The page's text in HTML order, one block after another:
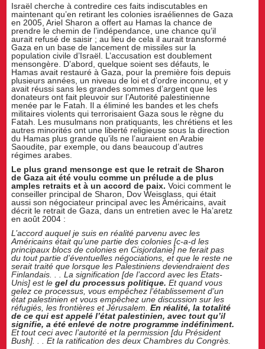
Israël cherche à contredire ces faits indiscutables en
maintenant qu’en retirant les colonies israéliennes de Gaza
en 2005, Ariel Sharon a offert au Hamas la chance de
prendre le chemin de l’indépendance, une chance qu’il
aurait refusé de saisir ; au lieu de cela il aurait transformé
Gaza en un base de lancement de missiles sur la
population civile d’Israël. L’accusation est doublement
mensongère. D’abord, quelque soient ses défauts, le
Hamas avait restauré à Gaza, pour la première fois depuis
plusieurs années, un niveau de loi et d’ordre inconnu, et y
avait réussi sans les grandes sommes d’argent que les
donateurs ont fait pleuvoir sur l’Autorité palestinienne
menée par le Fatah. Il a éliminé les bandes et les chefs
militaires violents qui terrorisaient Gaza sous le règne du
Fatah. Les musulmans non pratiquants, les chrétiens et les
autres minorités ont une liberté religieuse sous la direction
du Hamas plus grande qu’ils ne l’auraient en Arabie
Saoudite, par exemple, ou dans beaucoup d’autres
régimes arabes.
Le plus grand mensonge est que le retrait de Sharon
de Gaza ait été voulu comme un prélude a de plus
amples retraits et à un accord de paix. Voici comment le
conseiller principal de Sharon, Dov Weisglass, qui était
aussi son négociateur principal avec les Américains, avait
décrit le retrait de Gaza, dans un entretien avec le Ha’aretz
en août 2004 :
L’accord auquel je suis en réalité parvenu avec les
Américains était qu’une partie des colonies [c-a-d les
principaux blocs de colonies en Cisjordanie] ne ferait pas
du tout partie d’éventuelles négociations, et que le reste ne
serait traité que lorsque les Palestiniens deviendraient des
Finlandais. . . La signification [de l’accord avec les Etats-
Unis] est legel du processus politique. Et quand vous
gelez ce processus, vous empêchez l’établissement d’un
état palestinien et vous empêchez une discussion sur les
réfugiés, les frontières et Jérusalem.En réalité, la totalité
de ce qui est appelé l’état palestinien, avec tout qu’il
signifie, a été enlevé de notre programme indéfiniment.
Et tout ceci avec l’autorité et la permission [du Président
Bush]. . . Et la ratification des deux Chambres du Congrès.